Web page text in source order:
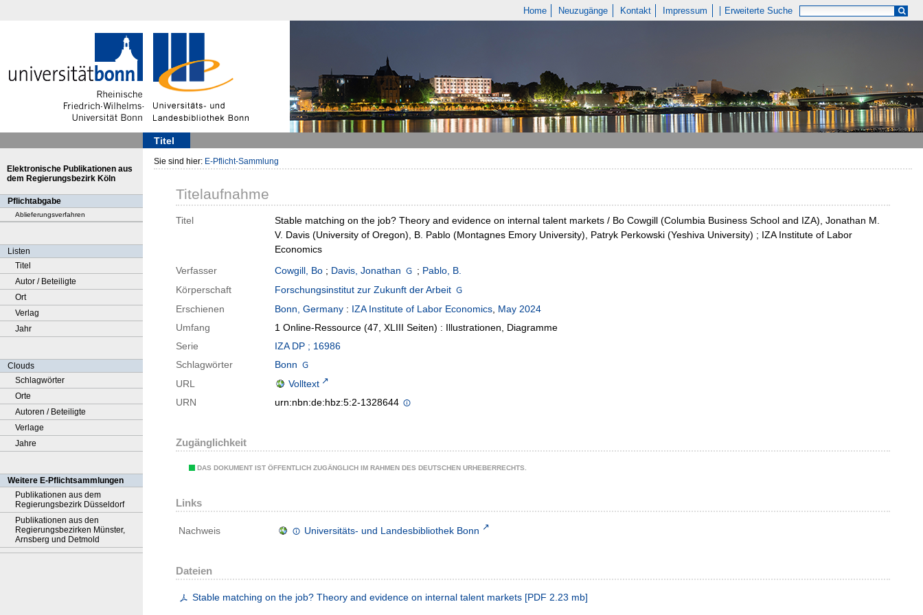
Home Neuzugänge Kontakt Impressum Erweiterte Suche
Titel
Elektronische Publikationen aus
dem Regierungsbezirk Köln
Pflichtabgabe
Ablieferungsverfahren
Listen
Titel
Autor / Beteiligte
Ort
Verlag
Jahr
Clouds
Schlagwörter
Orte
Autoren / Beteiligte
Verlage
Jahre
Weitere E-Pflichtsammlungen
Publikationen aus dem
Regierungsbezirk Düsseldorf
Publikationen aus den
Regierungsbezirken Münster,
Arnsberg und Detmold
Sie sind hier: E-Pflicht-Sammlung
Titelaufnahme
Titel
Stable matching on the job? Theory and evidence on internal talent markets / Bo Cowgill (Columbia Business School and IZA), Jonathan M.
V. Davis (University of Oregon), B. Pablo (Montagnes Emory University), Patryk Perkowski (Yeshiva University) ; IZA Institute of Labor
Economics
Verfasser
Cowgill, Bo ; Davis, Jonathan ; Pablo, B.
Körperschaft
Forschungsinstitut zur Zukunft der Arbeit
Erschienen
Bonn, Germany : IZA Institute of Labor Economics, May 2024
Umfang
1 Online-Ressource (47, XLIII Seiten) : Illustrationen, Diagramme
Serie
IZA DP ; 16986
Schlagwörter
Bonn
URL
Volltext
URN
urn:nbn:de:hbz:5:2-1328644
Zugänglichkeit
DAS DOKUMENT IST ÖFFENTLICH ZUGÄNGLICH IM RAHMEN DES DEUTSCHEN URHEBERRECHTS.
Links
Nachweis Universitäts- und Landesbibliothek Bonn
Dateien
Stable matching on the job? Theory and evidence on internal talent markets [PDF 2.23 mb]